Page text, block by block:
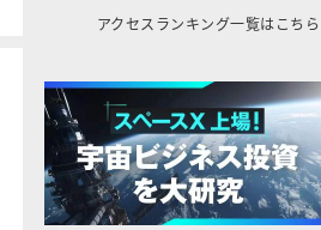
アクセスランキング一覧はこちら